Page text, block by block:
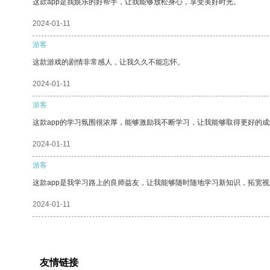
这款app是我娱乐的好帮手，让我能够放松身心，享受美好时光。
2024-01-11
游客
这款游戏的剧情非常感人，让我久久不能忘怀。
2024-01-11
游客
这款app的学习氛围很浓厚，能够激励我不断学习，让我能够取得更好的成
2024-01-11
游客
这款app是我学习路上的良师益友，让我能够随时随地学习新知识，拓宽视
2024-01-11
友情链接